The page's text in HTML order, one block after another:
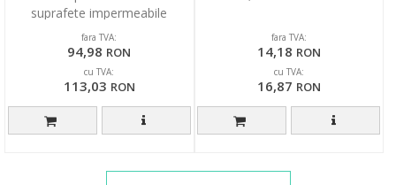
suprafete impermeabile
fara TVA:
94,98 RON
cu TVA:
113,03 RON
fara TVA:
14,18 RON
cu TVA:
16,87 RON